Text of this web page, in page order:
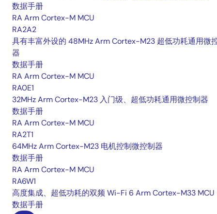
数据手册
RA Arm Cortex-M MCU
RA2A2
具有丰富外设的 48MHz Arm Cortex-M23 超低功耗通用微
器
数据手册
RA Arm Cortex-M MCU
RA0E1
32MHz Arm Cortex-M23 入门级、超低功耗通用微控制器
数据手册
RA Arm Cortex-M MCU
RA2T1
64MHz Arm Cortex-M23 电机控制微控制器
数据手册
RA Arm Cortex-M MCU
RA6W1
高度集成、超低功耗的双频 Wi-Fi 6 Arm Cortex-M33 MCU
数据手册